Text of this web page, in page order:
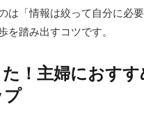
は「情報は絞って自分に必
を踏み出すコツです。
！主婦におす